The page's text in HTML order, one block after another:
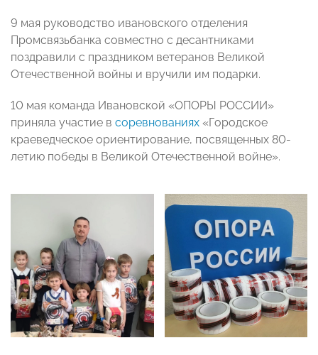
9 мая руководство ивановского отделения
Промсвязьбанка совместно с десантниками
поздравили с праздником ветеранов Великой
Отечественной войны и вручили им подарки.
10 мая команда Ивановской «ОПОРЫ РОССИИ»
приняла участие в соревнованиях «Городское
краеведческое ориентирование, посвященных 80-
летию победы в Великой Отечественной войне».